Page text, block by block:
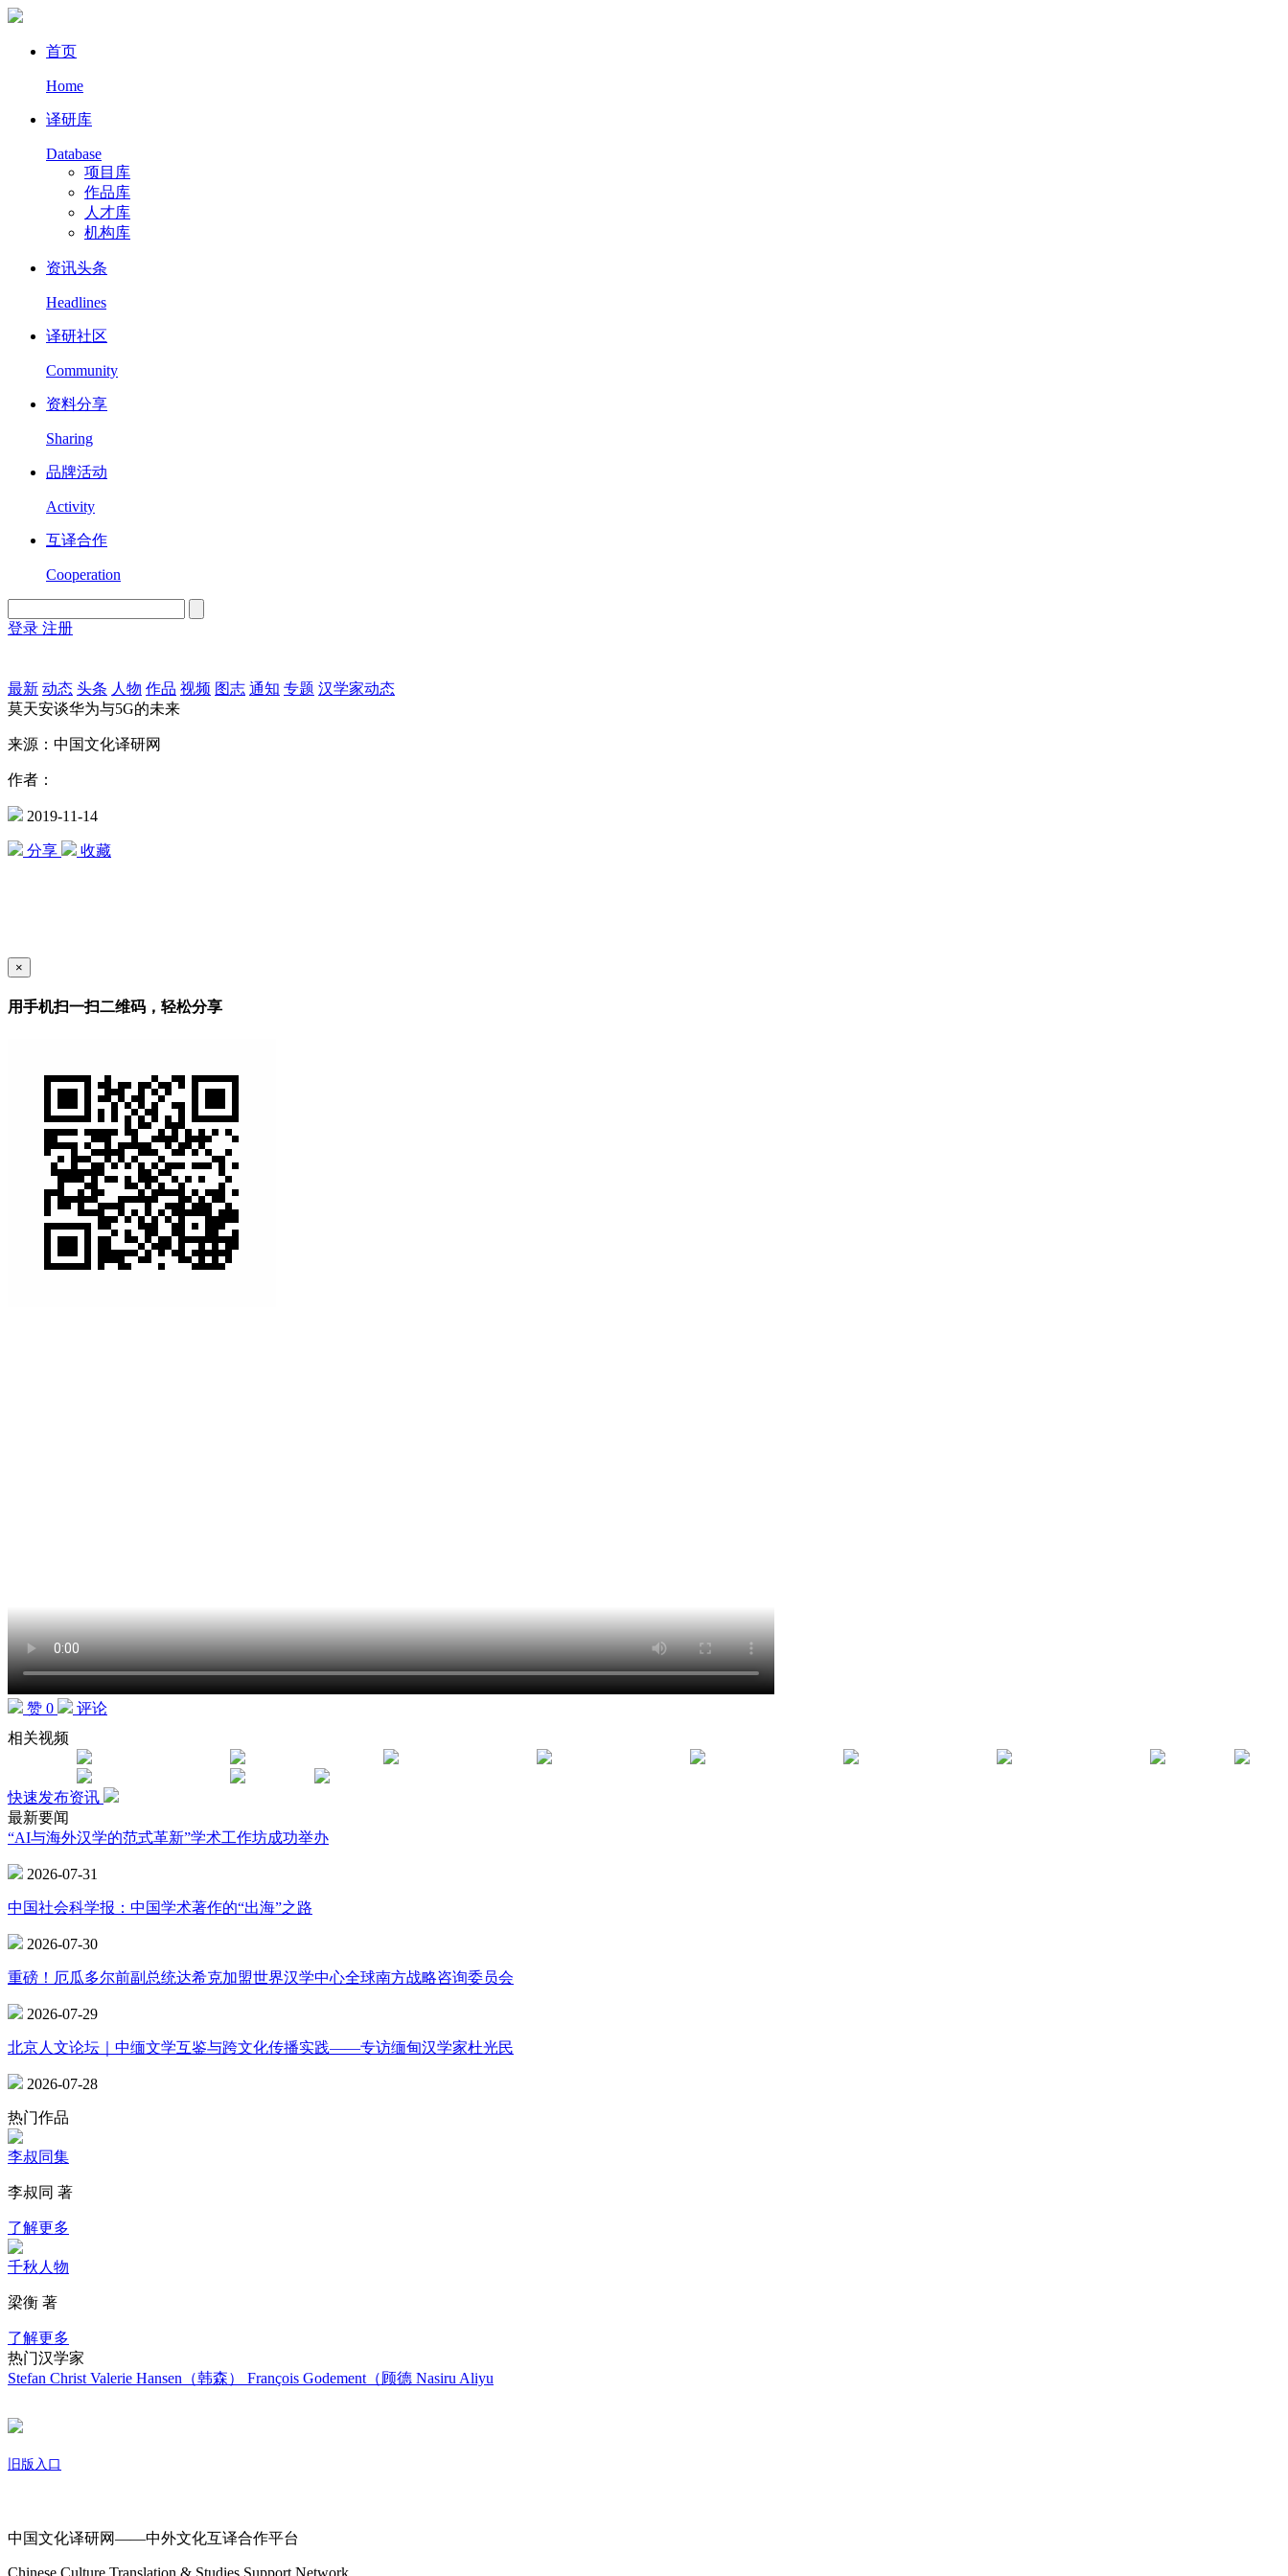
首页
Home
译研库
Database
项目库
作品库
人才库
机构库
资讯头条
Headlines
译研社区
Community
资料分享
Sharing
品牌活动
Activity
互译合作
Cooperation
登录 注册
最新 动态 头条 人物 作品 视频 图志 通知 专题 汉学家动态
莫天安谈华为与5G的未来
来源：中国文化译研网
作者：
2019-11-14
分享 收藏
×
用手机扫一扫二维码，轻松分享
赞 0
评论
相关视频
快速发布资讯
最新要闻
“AI与海外汉学的范式革新”学术工作坊成功举办
2026-07-31
中国社会科学报：中国学术著作的“出海”之路
2026-07-30
重磅！厄瓜多尔前副总统达希克加盟世界汉学中心全球南方战略咨询委员会
2026-07-29
北京人文论坛｜中缅文学互鉴与跨文化传播实践——专访缅甸汉学家杜光民
2026-07-28
热门作品
李叔同集
李叔同 著
了解更多
千秋人物
梁衡 著
了解更多
热门汉学家
Stefan Christ Valerie Hansen（韩森） François Godement（顾德 Nasiru Aliyu
旧版入口
中国文化译研网——中外文化互译合作平台
Chinese Culture Translation & Studies Support Network